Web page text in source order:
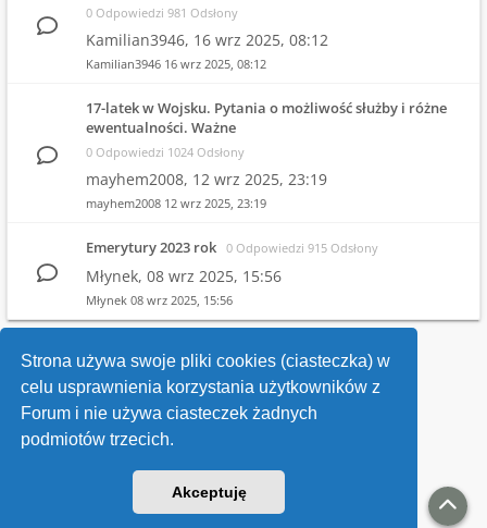
Strona używa swoje pliki cookies (ciasteczka) w
celu usprawnienia korzystania użytkowników z
Forum i nie używa ciasteczek żadnych
podmiotów trzecich.
Akceptuję
0 Odpowiedzi 981 Odsłony
Kamilian3946, 16 wrz 2025, 08:12
Kamilian3946 16 wrz 2025, 08:12
17-latek w Wojsku. Pytania o możliwość służby i różne
ewentualności. Ważne
0 Odpowiedzi 1024 Odsłony
mayhem2008, 12 wrz 2025, 23:19
mayhem2008 12 wrz 2025, 23:19
Emerytury 2023 rok 0 Odpowiedzi 915 Odsłony
Młynek, 08 wrz 2025, 15:56
Młynek 08 wrz 2025, 15:56
1 2 3 4 … 10
Wróć do wykazu forów
v118